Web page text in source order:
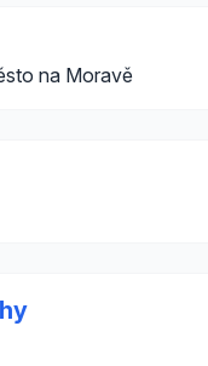
na Moravě